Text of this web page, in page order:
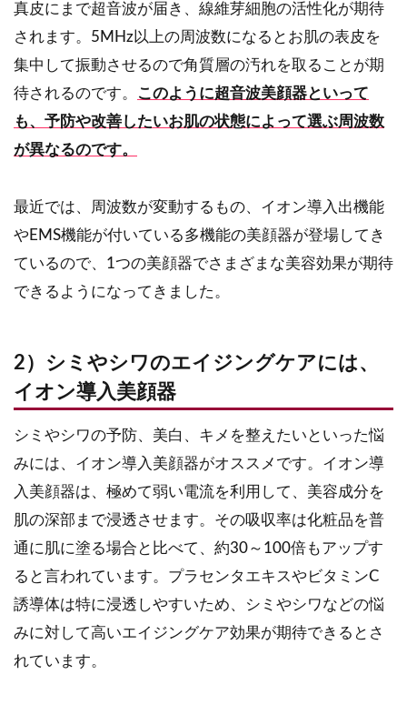
真皮にまで超音波が届き、線維芽細胞の活性化が期待
されます。5MHz以上の周波数になるとお肌の表皮を
集中して振動させるので角質層の汚れを取ることが期
待されるのです。
このように超音波美顔器といって
も、予防や改善したいお肌の状態によって選ぶ周波数
が異なるのです。
最近では、周波数が変動するもの、イオン導入出機能
やEMS機能が付いている多機能の美顔器が登場してき
ているので、1つの美顔器でさまざまな美容効果が期待
できるようになってきました。
2）シミやシワのエイジングケアには、
イオン導入美顔器
シミやシワの予防、美白、キメを整えたいといった悩
みには、イオン導入美顔器がオススメです。イオン導
入美顔器は、極めて弱い電流を利用して、美容成分を
肌の深部まで浸透させます。その吸収率は化粧品を普
通に肌に塗る場合と比べて、約30～100倍もアップす
ると言われています。プラセンタエキスやビタミンC
誘導体は特に浸透しやすいため、シミやシワなどの悩
みに対して高いエイジングケア効果が期待できるとさ
れています。